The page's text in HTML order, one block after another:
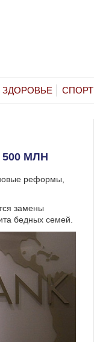
ЗДОРОВЬЕ СПОРТ
МЛН
реформы,
замены
бедных семей.